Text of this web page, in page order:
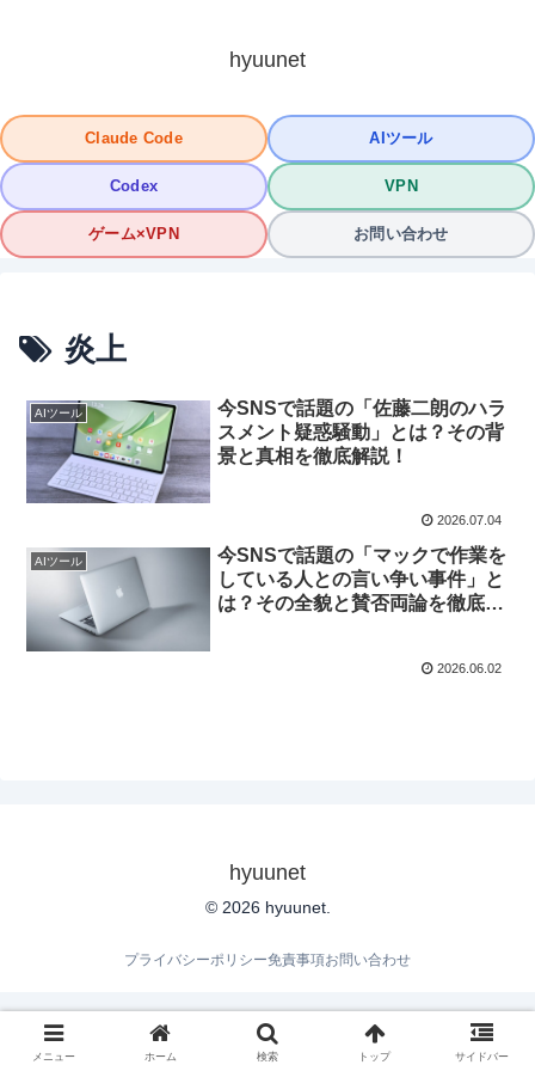
hyuunet
Claude Code AIツール
Codex VPN
ゲーム×VPN お問い合わせ
炎上
AIツール
今SNSで話題の「佐藤二朗のハラ
スメント疑惑騒動」とは？その背
景と真相を徹底解説！
2026.07.04
AIツール
今SNSで話題の「マックで作業を
している人との言い争い事件」と
は？その全貌と賛否両論を徹底解
2026.06.02
hyuunet
© 2026 hyuunet.
プライバシーポリシー免責事項お問い合わせ
メニュー ホーム 検索 トップ サイドバー